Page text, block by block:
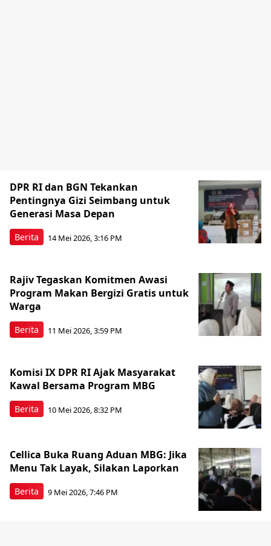
Berita
DPR RI dan BGN Tekankan
Pentingnya Gizi Seimbang untuk
Generasi Masa Depan
14 Mei 2026, 3:16 PM
Berita
Rajiv Tegaskan Komitmen Awasi
Program Makan Bergizi Gratis untuk
Warga
11 Mei 2026, 3:59 PM
Berita
Komisi IX DPR RI Ajak Masyarakat
Kawal Bersama Program MBG
10 Mei 2026, 8:32 PM
Berita
Cellica Buka Ruang Aduan MBG: Jika
Menu Tak Layak, Silakan Laporkan
9 Mei 2026, 7:46 PM